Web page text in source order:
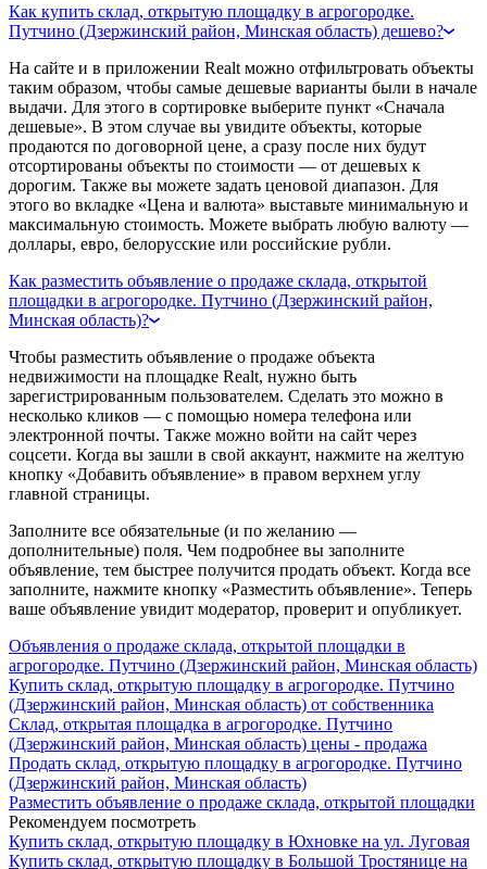
Как купить склад, открытую площадку в агрогородке.
Путчино (Дзержинский район, Минская область) дешево?
На сайте и в приложении Realt можно отфильтровать объекты
таким образом, чтобы самые дешевые варианты были в начале
выдачи. Для этого в сортировке выберите пункт «Сначала
дешевые». В этом случае вы увидите объекты, которые
продаются по договорной цене, а сразу после них будут
отсортированы объекты по стоимости — от дешевых к
дорогим. Также вы можете задать ценовой диапазон. Для
этого во вкладке «Цена и валюта» выставьте минимальную и
максимальную стоимость. Можете выбрать любую валюту —
доллары, евро, белорусские или российские рубли.
Как разместить объявление о продаже склада, открытой
площадки в агрогородке. Путчино (Дзержинский район,
Минская область)?
Чтобы разместить объявление о продаже объекта
недвижимости на площадке Realt, нужно быть
зарегистрированным пользователем. Сделать это можно в
несколько кликов — с помощью номера телефона или
электронной почты. Также можно войти на сайт через
соцсети. Когда вы зашли в свой аккаунт, нажмите на желтую
кнопку «Добавить объявление» в правом верхнем углу
главной страницы.
Заполните все обязательные (и по желанию —
дополнительные) поля. Чем подробнее вы заполните
объявление, тем быстрее получится продать объект. Когда все
заполните, нажмите кнопку «Разместить объявление». Теперь
ваше объявление увидит модератор, проверит и опубликует.
Объявления о продаже склада, открытой площадки в
агрогородке. Путчино (Дзержинский район, Минская область)
Купить склад, открытую площадку в агрогородке. Путчино
(Дзержинский район, Минская область) от собственника
Склад, открытая площадка в агрогородке. Путчино
(Дзержинский район, Минская область) цены - продажа
Продать склад, открытую площадку в агрогородке. Путчино
(Дзержинский район, Минская область)
Разместить объявление о продаже склада, открытой площадки
Рекомендуем посмотреть
Купить склад, открытую площадку в Юхновке на ул. Луговая
Купить склад, открытую площадку в Большой Тростянице на